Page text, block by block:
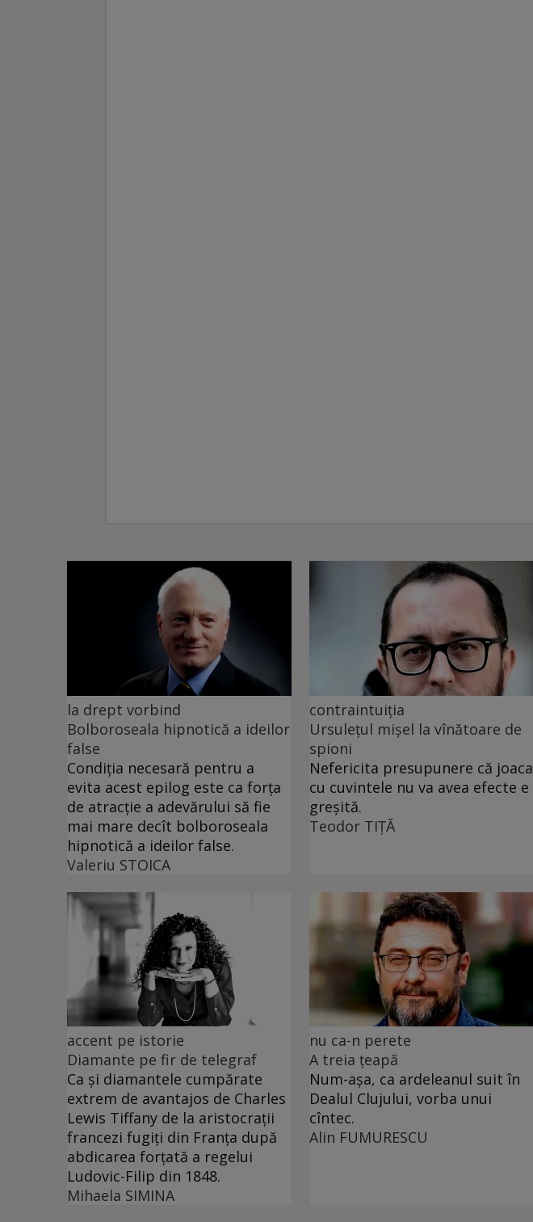
la drept vorbind
Bolboroseala hipnotică a ideilor
false
Condiția necesară pentru a
evita acest epilog este ca forța
de atracție a adevărului să fie
mai mare decît bolboroseala
hipnotică a ideilor false.
Valeriu STOICA
contraintuiția
Ursulețul mișel la vînătoare de
spioni
Nefericita presupunere că joaca
cu cuvintele nu va avea efecte e
greșită.
Teodor TIŢĂ
accent pe istorie
Diamante pe fir de telegraf
Ca și diamantele cumpărate
extrem de avantajos de Charles
Lewis Tiffany de la aristocrații
francezi fugiți din Franța după
abdicarea forțată a regelui
Ludovic-Filip din 1848.
Mihaela SIMINA
nu ca-n perete
A treia țeapă
Num-așa, ca ardeleanul suit în
Dealul Clujului, vorba unui
cîntec.
Alin FUMURESCU